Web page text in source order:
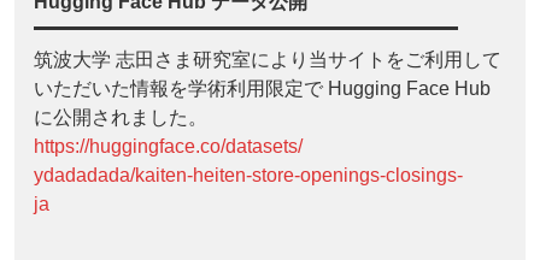
筑波大学 志田さま研究室により当サイトをご利用して
いただいた情報を学術利用限定で Hugging Face Hub
に公開されました。
https://huggingface.co/datasets/
ydadadada/kaiten-heiten-store-openings-closings-
ja